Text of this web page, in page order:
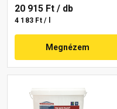
20 915 Ft / db
4 183 Ft / l
Megnézem